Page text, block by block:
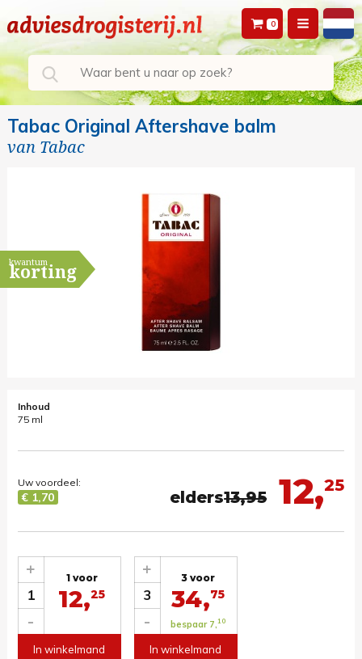
0
Tabac Original Aftershave balm
van Tabac
kwantum
korting
Inhoud
75 ml
12,25
elders13,95
Uw voordeel:
€ 1,70
1
-
+ 1 voor
12,25
In winkelmand
3
-
+ 3 voor
34,75
bespaar 7,10
In winkelmand